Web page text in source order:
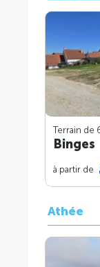
Terrain de
Binges
à partir de
Athée